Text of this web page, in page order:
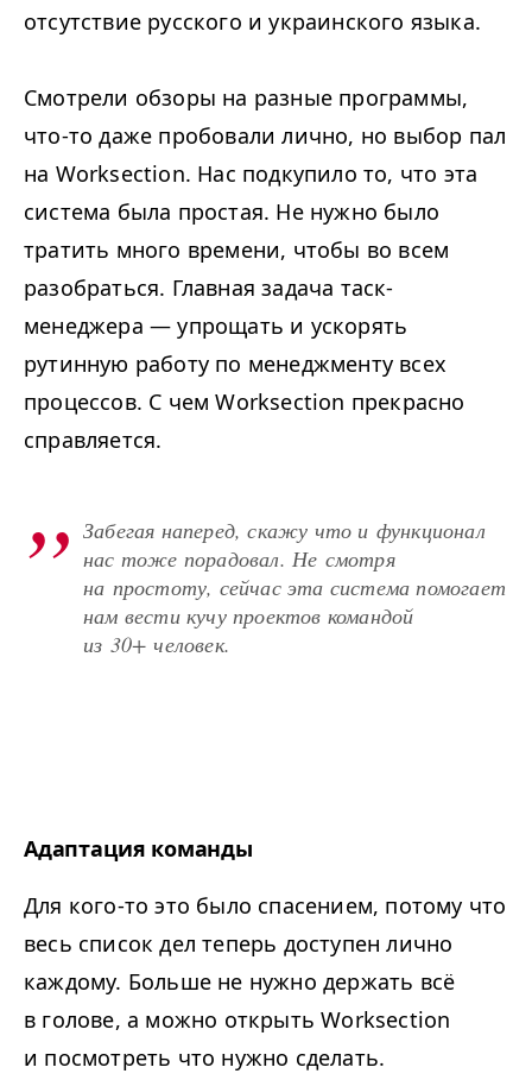
отсутствие русского и украинского языка.
Смотрели обзоры на разные программы,
что-то даже пробовали лично, но выбор пал
на Worksection. Нас подкупило то, что эта
система была простая. Не нужно было
тратить много времени, чтобы во всем
разобраться. Главная задача таск-
менеджера — упрощать и ускорять
рутинную работу по менеджменту всех
процессов. С чем Worksection прекрасно
справляется.
Забегая наперед, скажу что и функционал
нас тоже порадовал. Не смотря
на простоту, сейчас эта система помогает
нам вести кучу проектов командой
из 30+ человек.
Адаптация команды
Для кого-то это было спасением, потому что
весь список дел теперь доступен лично
каждому. Больше не нужно держать всё
в голове, а можно открыть Worksection
и посмотреть что нужно сделать.